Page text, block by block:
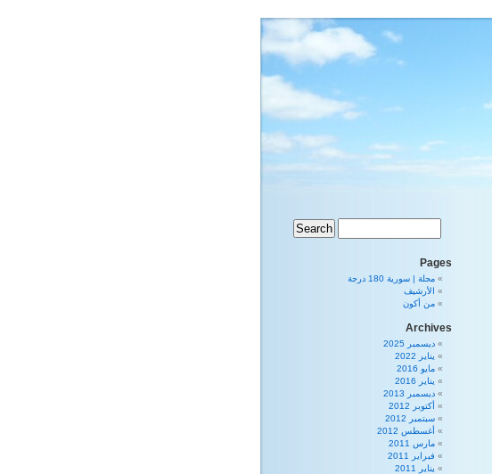
Pages
مجلة | سورية 180 درجة
الأرشيف
من أكون
Archives
ديسمبر 2025
يناير 2022
مايو 2016
يناير 2016
ديسمبر 2013
أكتوبر 2012
سبتمبر 2012
أغسطس 2012
مارس 2011
فبراير 2011
يناير 2011